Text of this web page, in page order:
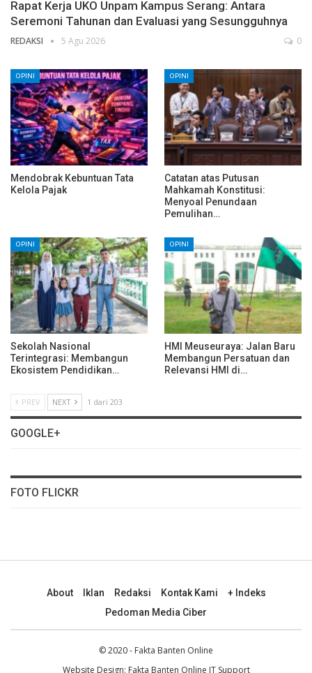
Rapat Kerja UKO Unpam Kampus Serang: Antara
Seremoni Tahunan dan Evaluasi yang Sesungguhnya
REDAKSI 5 Agu 2026 0
OPINI
Mendobrak Kebuntuan Tata
Kelola Pajak
OPINI
Catatan atas Putusan
Mahkamah Konstitusi:
Menyoal Penundaan
Pemulihan…
OPINI
Sekolah Nasional
Terintegrasi: Membangun
Ekosistem Pendidikan…
OPINI
HMI Meuseuraya: Jalan Baru
Membangun Persatuan dan
Relevansi HMI di…
PREV NEXT 1 dari 203
GOOGLE+
FOTO FLICKR
About Iklan Redaksi Kontak Kami
+ Indeks
Pedoman Media Ciber
© 2020 - Fakta Banten Online
Website Design: Fakta Banten Online IT Support